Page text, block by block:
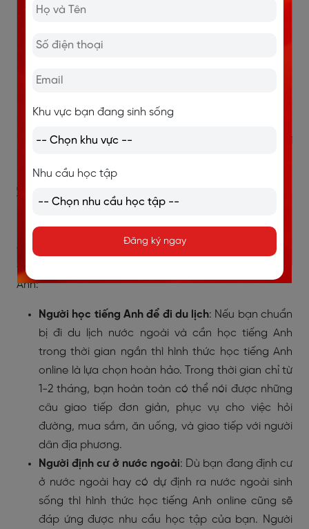
Dễ dàng tiếp cận và học tập mọi lúc
và các hoạt động ngoại khóa dày đặc, sẽ rất khó
lịch học cố định. Vì vậy lựa chọn học tiếng Anh
online có thể nói là giải pháp tối ưu, học sinh và
bất kỳ lúc nào, giúp tiết kiệm thời gian và chi phí
3.3. Các đối tượng khác
Ngoài người đi làm, học sinh, sinh viên, học tiếng Anh
online còn phù hợp với những nhóm đối tượng có nhu
cầu đi du lịch hoặc người định cư ở các nước nói tiếng
Anh:
Người học tiếng Anh để đi du lịch: Nếu bạn chuẩn
bị đi du lịch nước ngoài và cần học tiếng Anh
trong thời gian ngắn thì hình thức học tiếng Anh
online là lựa chọn hoàn hảo. Trong thời gian chỉ từ
1-2 tháng, bạn hoàn toàn có thể nói được những
câu giao tiếp đơn giản, phục vụ cho việc hỏi
đường, mua sắm, ăn uống, và giao tiếp với người
dân địa phương.
Người định cư ở nước ngoài: Dù bạn đang định cư
ở nước ngoài hay có dự định ra nước ngoài sinh
sống thì hình thức học tiếng Anh online cũng sẽ
đáp ứng được nhu cầu học tập của bạn. Người
Khu vực bạn đang sinh sống
Nhu cầu học tập
Đăng ký ngay